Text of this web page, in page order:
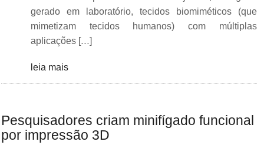
gerado em laboratório, tecidos biomiméticos (que
mimetizam tecidos humanos) com múltiplas
aplicações […]
leia mais
Pesquisadores criam minifígado funcional
por impressão 3D